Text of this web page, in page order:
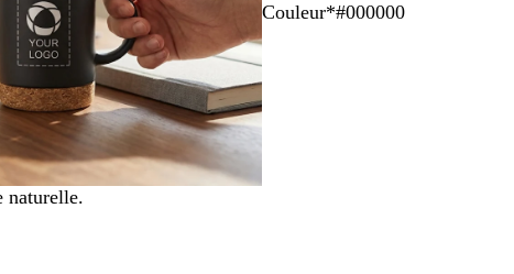
les
touches
fléchées
pour
faire
Couleur*#000000
#
0
0
B
a
n
G
i
s
naturelle.